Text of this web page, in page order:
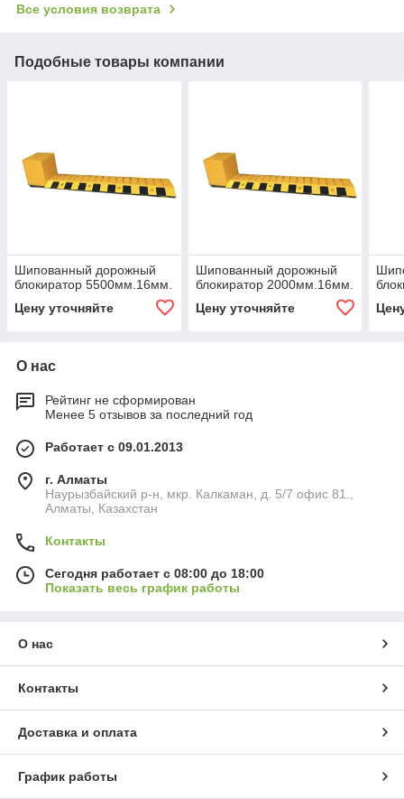
Все условия возврата
Подобные товары компании
Шипованный дорожный
блокиратор 5500мм.16мм.
Цену уточняйте
Шипованный дорожный
блокиратор 2000мм.16мм.
Цену уточняйте
О нас
Рейтинг не сформирован
Менее 5 отзывов за последний год
Работает с 09.01.2013
г. Алматы
Наурызбайский р-н, мкр. Калкаман, д. 5/7 офис 81.,
Алматы, Казахстан
Контакты
Сегодня работает с 08:00 до 18:00
Показать весь график работы
О нас
Контакты
Доставка и оплата
График работы